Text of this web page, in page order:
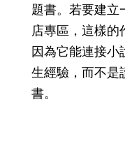
題書。若要建立
店專區，這樣的
因為它能連接小
生經驗，而不是
書。